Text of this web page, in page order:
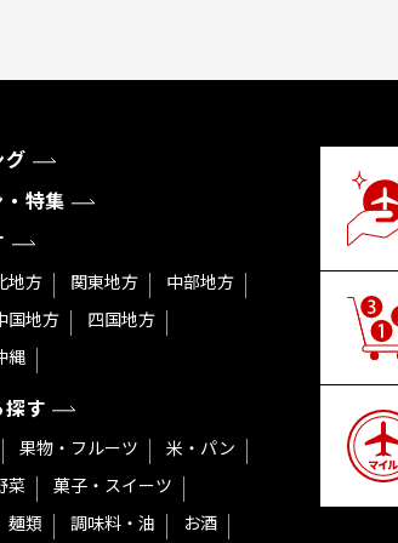
グ
特集
地方 関東地方
中部地方
国地方
四国地方
縄
探す
果物・フルーツ
米・パン
菜
菓子・スイーツ
麺類 調味料・油 お酒